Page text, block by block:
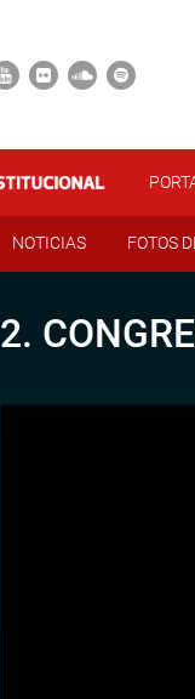
NOTICIAS FOTOS
2.